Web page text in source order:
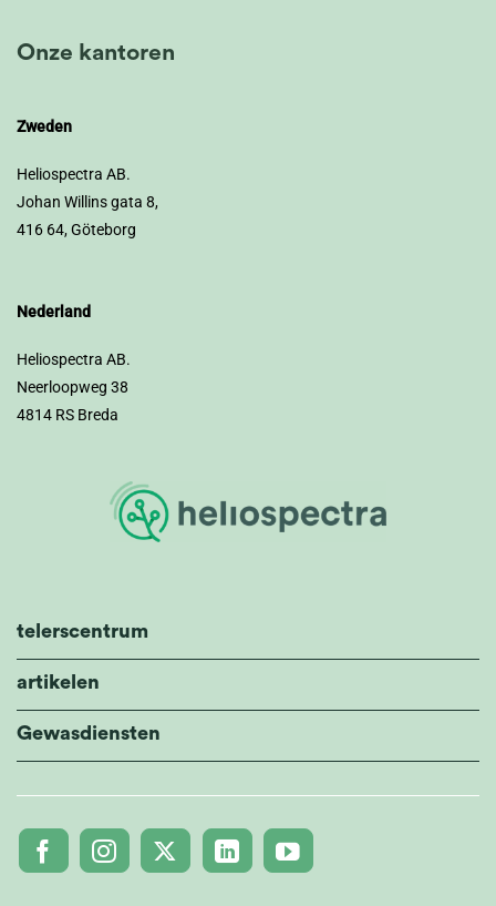
Onze kantoren
Zweden
Heliospectra AB.
Johan Willins gata 8,
416 64, Göteborg
Nederland
Heliospectra AB.
Neerloopweg 38
4814 RS Breda
telerscentrum
artikelen
Gewasdiensten